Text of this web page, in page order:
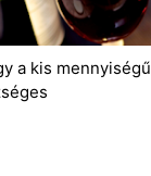
a kis mennyiségű